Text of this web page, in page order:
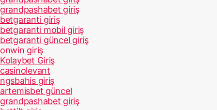
grandpashabet giriş
betgaranti giriş
betgaranti mobil giriş
betgaranti güncel giriş
onwin giriş
Kolaybet Giriş
casinolevant
ngsbahis giriş
artemisbet güncel
grandpashabet giriş